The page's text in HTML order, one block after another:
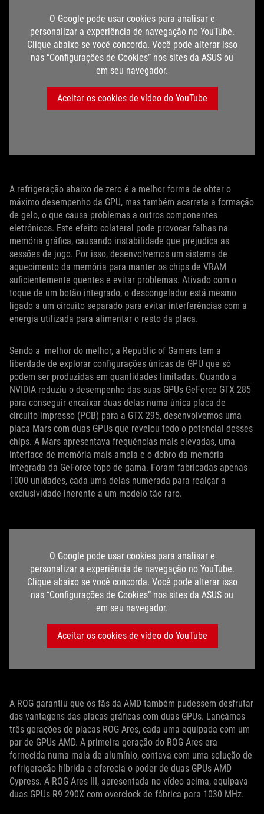
O Google pode usar cookies para analisar e
personalizar a experiência de navegação no YouTube.
Clique abaixo se você concorda. Você pode alterar isso
nas “Configurações de Cookies” nos sites da ASUS ou
em seu navegador.
Aceitar os cookies de vídeo do YouTube
A refrigeração abaixo de zero é a melhor forma de obter o
máximo desempenho da GPU, mas também acarreta a formação
de gelo, o que causa problemas a outros componentes
eletrónicos. Este efeito colateral pode provocar falhas na
memória gráfica, causando instabilidade que prejudica as
sessões de jogo. Por isso, desenvolvemos um sistema de
aquecimento da memória para manter os chips de VRAM
suficientemente quentes e evitar problemas. Ativado com o
toque de um botão integrado, o descongelador está mesmo
ligado a um circuito separado para evitar interferências com a
energia utilizada para alimentar o resto da placa.
Sendo a melhor do melhor, a Republic of Gamers tem a
liberdade de explorar configurações únicas de GPU que só
podem ser produzidas em quantidades limitadas. Quando a
NVIDIA reduziu o desempenho das suas GPUs GeForce GTX 285
para conseguir encaixar duas delas numa única placa de
circuito impresso (PCB) para a GTX 295, desenvolvemos uma
placa Mars com duas GPUs que revelou todo o potencial desses
chips. A Mars apresentava frequências mais elevadas, uma
interface de memória mais ampla e o dobro da memória
integrada da GeForce topo de gama. Foram fabricadas apenas
1000 unidades, cada uma delas numerada para realçar a
exclusividade inerente a um modelo tão raro.
O Google pode usar cookies para analisar e
personalizar a experiência de navegação no YouTube.
Clique abaixo se você concorda. Você pode alterar isso
nas “Configurações de Cookies” nos sites da ASUS ou
em seu navegador.
Aceitar os cookies de vídeo do YouTube
A ROG garantiu que os fãs da AMD também pudessem desfrutar
das vantagens das placas gráficas com duas GPUs. Lançámos
três gerações de placas ROG Ares, cada uma equipada com um
par de GPUs AMD. A primeira geração do ROG Ares era
fornecida numa mala de alumínio, contava com uma solução de
refrigeração híbrida e oferecia o poder de duas GPUs AMD
Cypress. A ROG Ares III, apresentada no vídeo acima, equipava
duas GPUs R9 290X com overclock de fábrica para 1030 MHz.